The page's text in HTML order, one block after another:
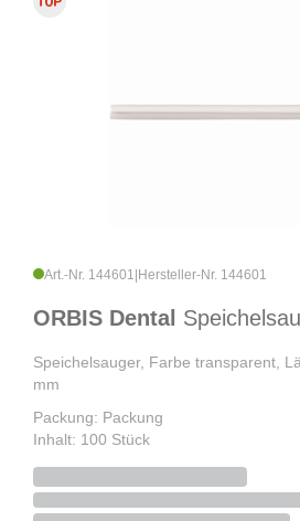
Art.-Nr. 144601 Hersteller-Nr. 144601
ORBIS Dental
Speichelsauger, Farbe transparent,
mm
Packung: Packung
Inhalt: 100 Stück